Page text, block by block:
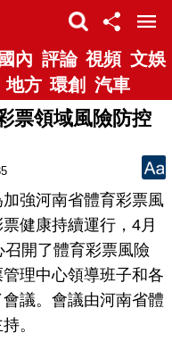
國內 評論 視頻 文娛
地方 環創 汽車
票領域風險防控
強河南省體育彩票風
健康持續運行，4月
開了體育彩票風險
理中心領導班子和各
議。會議由河南省體
。